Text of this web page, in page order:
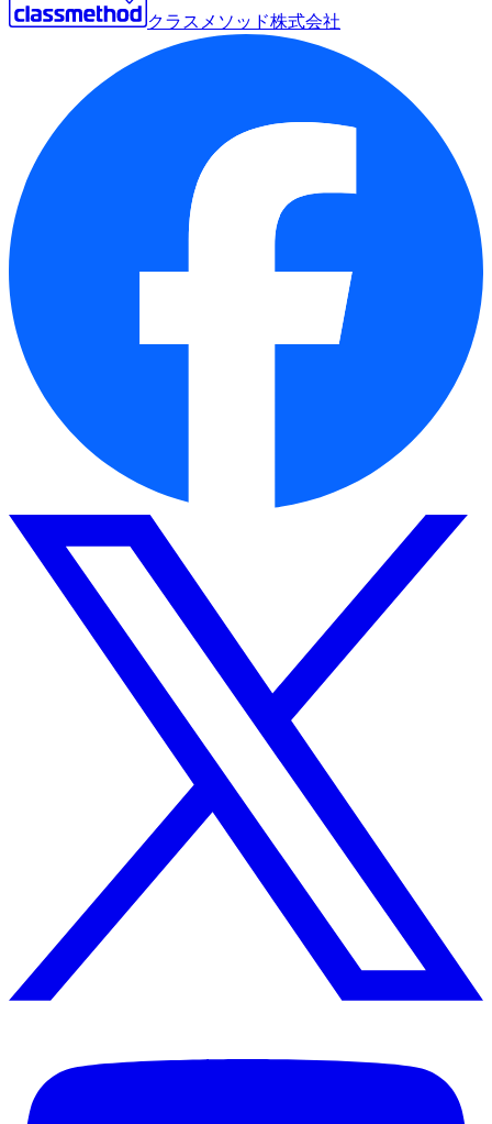
クラスメソッド株式会社